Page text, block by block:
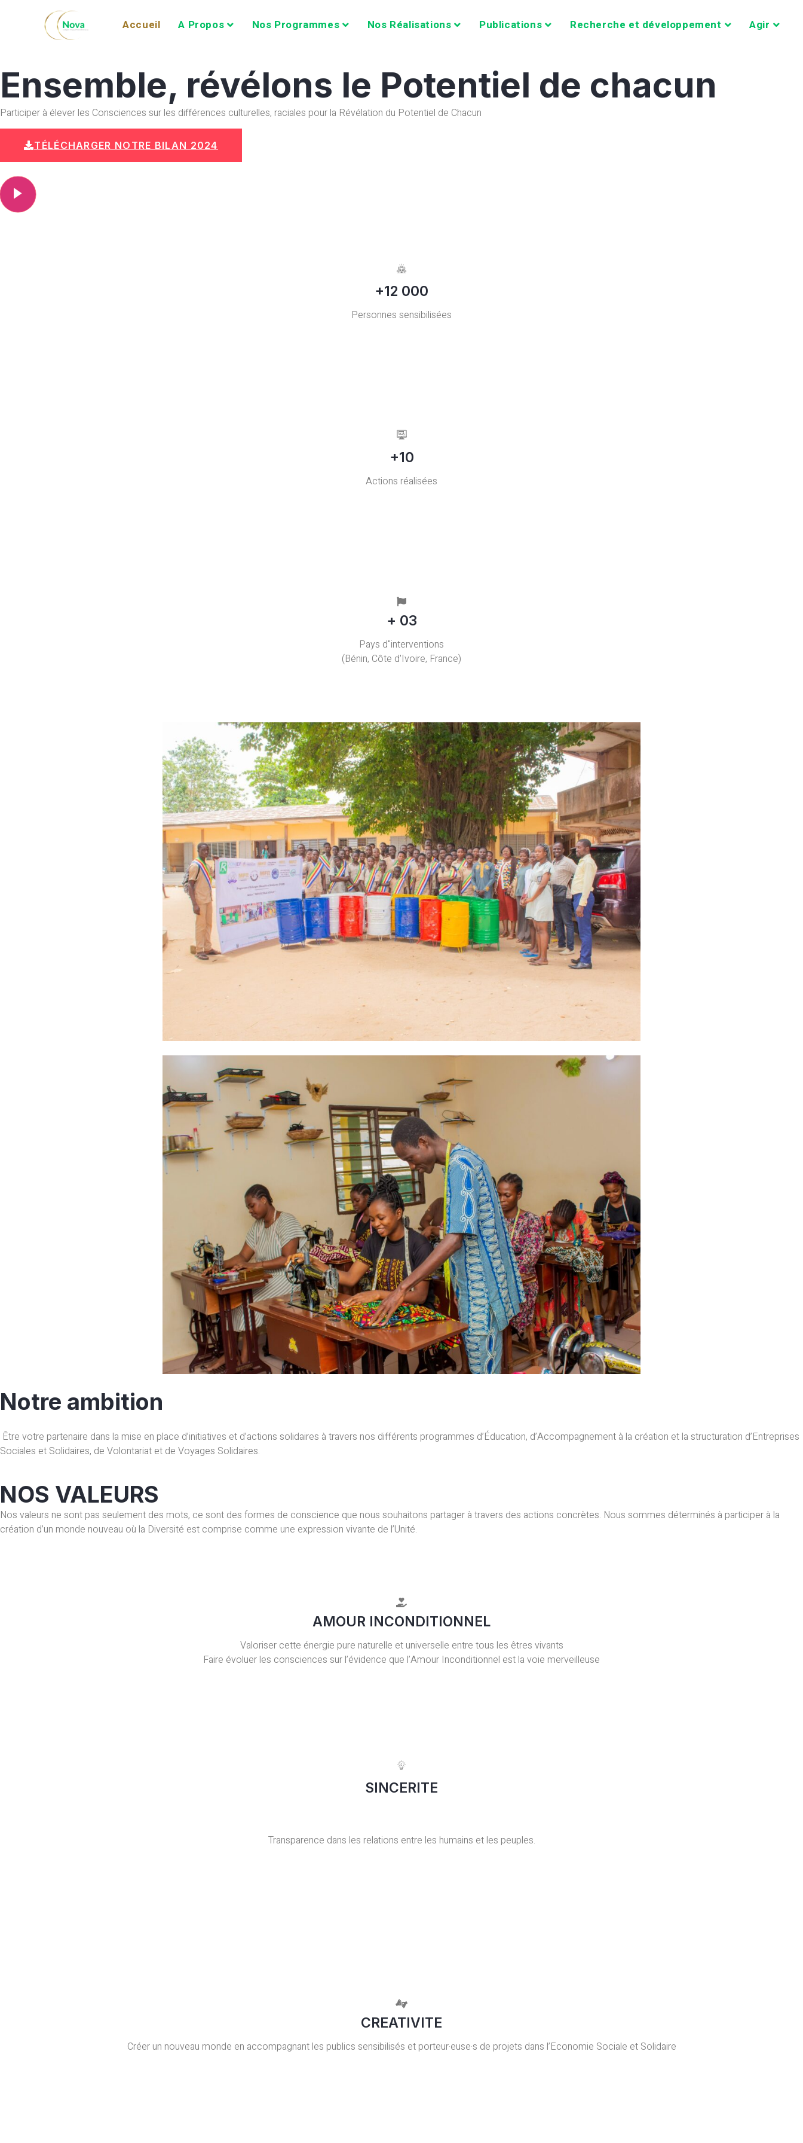
Accueil A Propos Nos Programmes Nos Réalisations Publications Recherche et développement Agir
Ensemble, révélons le Potentiel de chacun
Participer à élever les Consciences sur les différences culturelles, raciales pour la Révélation du Potentiel de Chacun
TÉLÉCHARGER NOTRE BILAN 2024
+12 000
Personnes sensibilisées
+10
Actions réalisées
+ 03
Pays d"interventions
(Bénin, Côte d'Ivoire, France)
Notre ambition
Être votre partenaire dans la mise en place d’initiatives et d’actions solidaires à travers nos différents programmes d’Éducation, d’Accompagnement à la création et la structuration d’Entreprises
Sociales et Solidaires, de Volontariat et de Voyages Solidaires.
NOS VALEURS
Nos valeurs ne sont pas seulement des mots, ce sont des formes de conscience que nous souhaitons partager à travers des actions concrètes. Nous sommes déterminés à participer à la
création d’un monde nouveau où la Diversité est comprise comme une expression vivante de l’Unité.
AMOUR INCONDITIONNEL
Valoriser cette énergie pure naturelle et universelle entre tous les êtres vivants
Faire évoluer les consciences sur l’évidence que l’Amour Inconditionnel est la voie merveilleuse
SINCERITE
Transparence dans les relations entre les humains et les peuples.
CREATIVITE
Créer un nouveau monde en accompagnant les publics sensibilisés et porteur·euse·s de projets dans l’Economie Sociale et Solidaire